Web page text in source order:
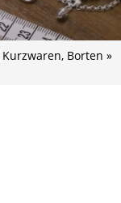
Kurzwaren, Borten »